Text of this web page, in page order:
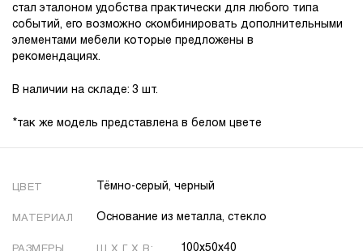
стал эталоном удобства практически для любого типа
событий, его возможно скомбинировать дополнительными
элементами мебели которые предложены в
рекомендациях.
В наличии на складе: 3 шт.
*так же модель представлена в белом цвете
ЦВЕТ Тёмно-серый, черный
МАТЕРИАЛ Основание из металла, стекло
РАЗМЕРЫ Ш X Г X В: 100х50х40